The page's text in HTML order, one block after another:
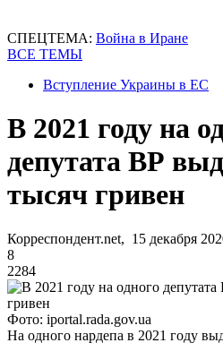
СПЕЦТЕМА: Война в Иране
ВСЕ ТЕМЫ
Вступление Украины в ЕС
В 2021 году на
депутата ВР
тысяч гривен
Корреспондент.net, 15 декабря
8
2284
Фото: iportal.rada.gov.ua
На одного нардепа в 2021 году